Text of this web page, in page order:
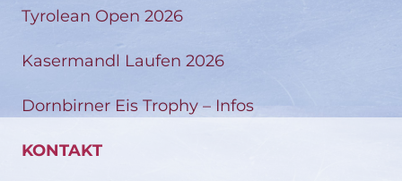
Tyrolean Open 2026
Kasermandl Laufen 2026
Dornbirner Eis Trophy – Infos
KONTAKT